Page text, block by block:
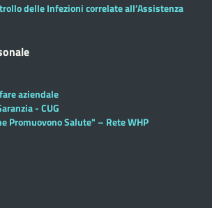
delle Infezioni correlate all’Assistenza
aziendale
- CUG
Promuovono Salute" – Rete WHP